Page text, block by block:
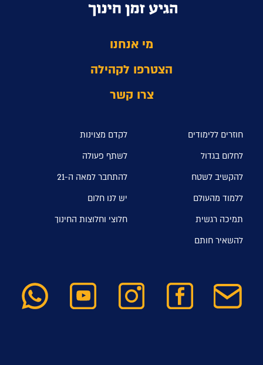
מי אנחנו
הצטרפו לקהילה
צרו קשר
חוזרים ללימודים
לקדם מצוינות
לחלום בגדול
לשתף פעולה
להקשיב לשטח
להתחבר למאה ה-21
ללמוד מהעולם
יש לנו חלום
תמיכה רגשית
חלוצי וחלוצות החינוך
להשאיר חותם